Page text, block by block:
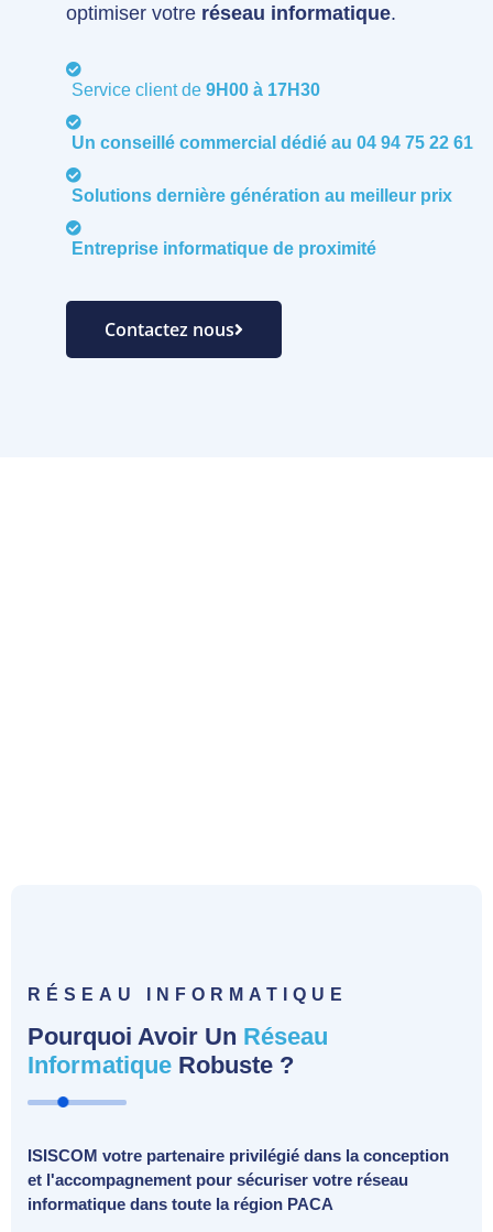
optimiser votre réseau informatique.
Service client de 9H00 à 17H30
Un conseillé commercial dédié au 04 94 75 22 61
Solutions dernière génération au meilleur prix
Entreprise informatique de proximité
Contactez nous
RÉSEAU INFORMATIQUE
Pourquoi Avoir Un Réseau
Informatique Robuste ?
ISISCOM votre partenaire privilégié dans la conception
et l'accompagnement pour sécuriser votre réseau
informatique dans toute la région PACA